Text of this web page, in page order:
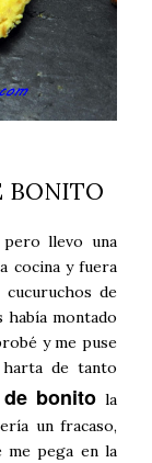
BONITO
llevo una
cocina y fuera
de
había montado
y me puse
de tanto
bonito la
un fracaso,
me pega en la